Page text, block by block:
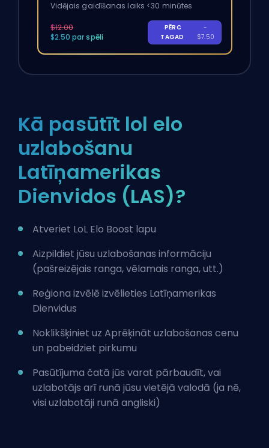
Vidējais gaidīšanas laiks <30 minūtes
$12.00
$2.50 par spēli
PĒRC
TAGAD
-
$7.50
Kā pasūtīt lol elo
uzlabošanu
Latīņamerikas
Dienvidos (LAS)?
Atveriet LoL Elo Boost lapu
Aizpildiet jūsu uzlabošanas informāciju
(pašreizējais ranga, vēlamais ranga, utt.)
Reģiona izvēlē izvēlieties Latīņamerikas
Dienvidus
Noklikšķiniet uz Aprēķināt uzlabošanas cenu
un pabeidziet pirkumu
Pasūtījuma čatā jūs varat pārbaudīt, vai
uzlabotājs arī runā jūsu vietējā valodā (ja nē,
visi uzlabotāji runā angliski)